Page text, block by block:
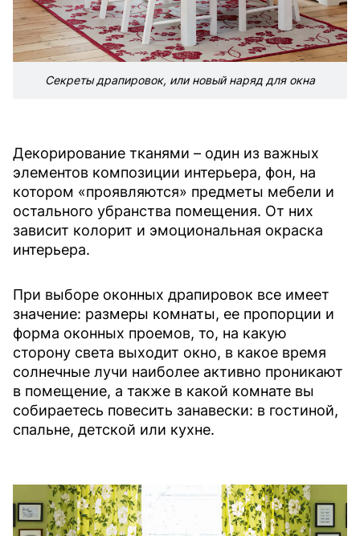
Секреты драпировок, или новый наряд для окна
Декорирование тканями – один из важных
элементов композиции интерьера, фон, на
котором «проявляются» предметы мебели и
остального убранства помещения. От них
зависит колорит и эмоциональная окраска
интерьера.
При выборе оконных драпировок все имеет
значение: размеры комнаты, ее пропорции и
форма оконных проемов, то, на какую
сторону света выходит окно, в какое время
солнечные лучи наиболее активно проникают
в помещение, а также в какой комнате вы
собираетесь повесить занавески: в гостиной,
спальне, детской или кухне.